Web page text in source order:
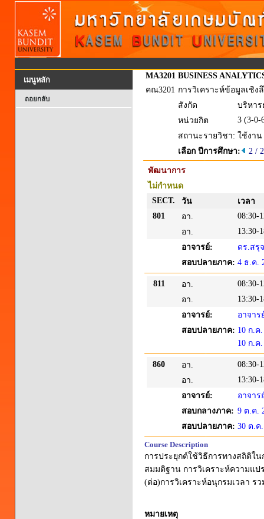
เมนูหลัก
ถอยกลับ
MA3201 BUSINESS
คณ3201 การวิเคราะห์ข้อมูลเชิง
สังกัด
บริหา
หน่วยกิต
3 (3-0-
สถานะรายวิชา: ใช้งาน
เลือก ปีการศึกษา:
2 /
พัฒนาการ
ไม่กำหนด
SECT.
วัน
เวลา
801
อา.
08:30-
อา.
13:30-
อาจารย์:
ดร.สรุ
สอบปลายภาค: 4 ธ.ค.
811 อา.
08:30-
อา.
13:30-
อาจารย์:
อาจาร
สอบปลายภาค: 10 ก.ค
10 ก.ค
860 อา.
08:30-
อา.
13:30-
อาจารย์:
อาจาร
สอบกลางภาค: 9 ต.ค.
สอบปลายภาค: 30 ต.ค
Course Description
การประยุกต์ใช้วิธีการทางสถิติใ
สมมติฐาน การวิเคราะห์ความแ
(ต่อ)การวิเคราะห์อนุกรมเวลา ร
หมายเหตุ